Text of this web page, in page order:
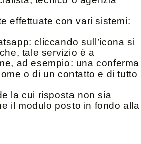
effettuate con vari sistemi:
cliccando sull’icona si
tale servizio è a
ad esempio: una conferma
o di un contatto e di tutto
la cui risposta non sia
il modulo posto in fondo alla